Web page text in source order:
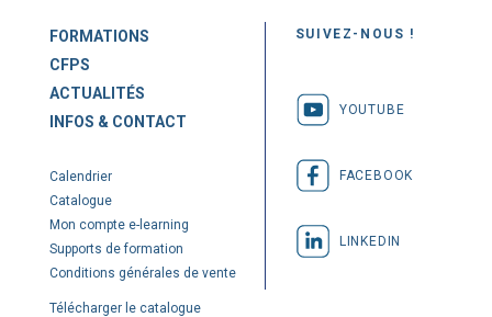
FORMATIONS
CFPS
ACTUALITÉS
INFOS & CONTACT
Calendrier
Catalogue
Mon compte e-learning
Supports de formation
Conditions générales de vente
Télécharger le catalogue
SUIVEZ-NOUS !
YOUTUBE
FACEBOOK
LINKEDIN